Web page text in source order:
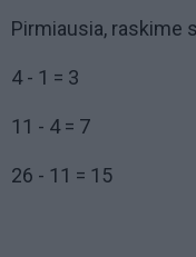
Pirmiausia, raskime
4 - 1 = 3
11 - 4 = 7
26 - 11 = 15